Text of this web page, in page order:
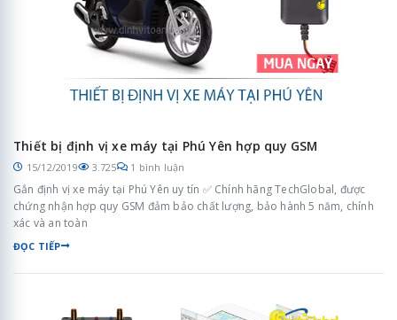
Thiết bị định vị xe máy tại Phú Yên hợp quy GSM
15/12/2019 3.725 1 bình luận
Gắn định vị xe máy tại Phú Yên uy tín ✅ Chính hãng TechGlobal, được
chứng nhận hợp quy GSM đảm bảo chất lượng, bảo hành 5 năm, chính
xác và an toàn
ĐỌC TIẾP